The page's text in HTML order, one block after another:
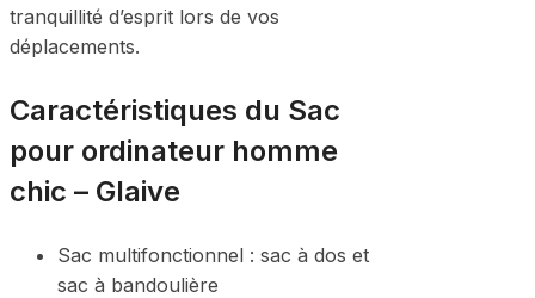
tranquillité d’esprit lors de vos
déplacements.
Caractéristiques du Sac
pour ordinateur homme
chic – Glaive
Sac multifonctionnel : sac à dos et
sac à bandoulière